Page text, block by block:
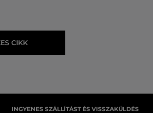
CIKK
INGYENES SZÁLLÍTÁST ÉS VISSZAKÜLDÉS